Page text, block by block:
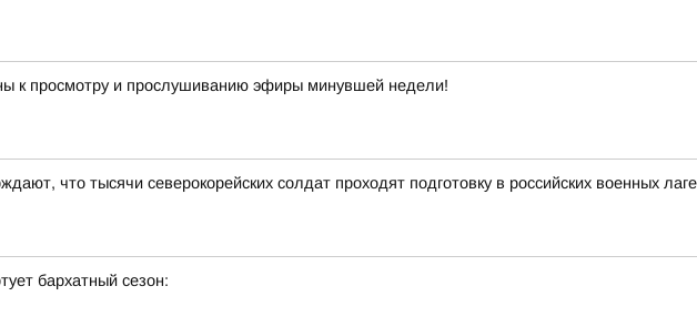
к просмотру и прослушиванию эфиры минувшей недели!
что тысячи северокорейских солдат проходят подготовку в российских военных
бархатный сезон: